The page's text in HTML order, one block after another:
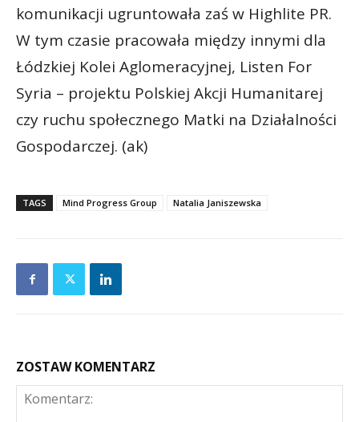
komunikacji ugruntowała zaś w Highlite PR.
W tym czasie pracowała między innymi dla
Łódzkiej Kolei Aglomeracyjnej, Listen For
Syria – projektu Polskiej Akcji Humanitarej
czy ruchu społecznego Matki na Działalności
Gospodarczej. (ak)
TAGS Mind Progress Group Natalia Janiszewska
ZOSTAW KOMENTARZ